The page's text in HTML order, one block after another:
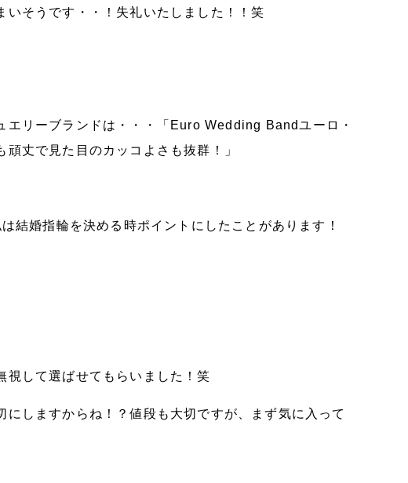
いそうです・・！失礼いたしました！！笑
エリーブランドは・・・「Euro Wedding Bandユーロ・
丈で見た目のカッコよさも抜群！」
結婚指輪を決める時ポイントにしたことがあります！
視して選ばせてもらいました！笑
しますからね！？値段も大切ですが、まず気に入って